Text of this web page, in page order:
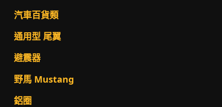
汽車百貨類
通用型 尾翼
避震器
野馬 Mustang
鋁圈